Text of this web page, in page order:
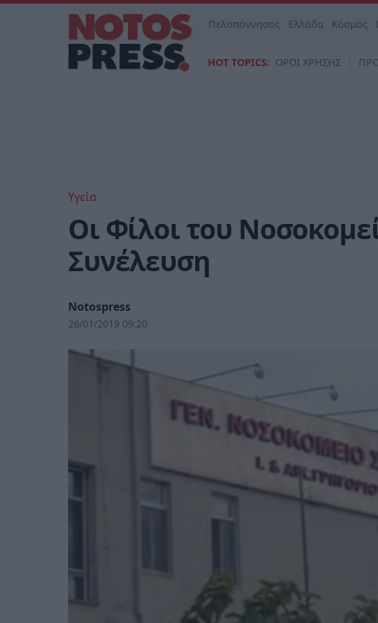
Πελοπόννησος Ελλάδα Κόσμος
HOT TOPICS: ΟΡΟΙ ΧΡΗΣΗΣ
Υγεία
Οι Φίλοι του
Συνέλευση
Notospress
26/01/2019 09:20